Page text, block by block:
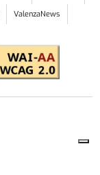
ValenzaNews